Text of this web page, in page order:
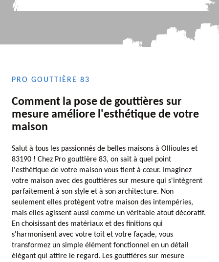
PRO GOUTTIÈRE 83
Comment la pose de gouttières sur
mesure améliore l'esthétique de votre
maison
Salut à tous les passionnés de belles maisons à Ollioules et
83190 ! Chez Pro gouttière 83, on sait à quel point
l'esthétique de votre maison vous tient à cœur. Imaginez
votre maison avec des gouttières sur mesure qui s'intègrent
parfaitement à son style et à son architecture. Non
seulement elles protègent votre maison des intempéries,
mais elles agissent aussi comme un véritable atout décoratif.
En choisissant des matériaux et des finitions qui
s'harmonisent avec votre toit et votre façade, vous
transformez un simple élément fonctionnel en un détail
élégant qui attire le regard. Les gouttières sur mesure